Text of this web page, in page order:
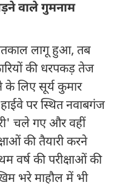
वाले गुमनाम
लागू हुआ, तब
की धरपकड़ तेज
के लिए सूर्य कुमार
पर स्थित नवाबगंज
चले गए और वहीं
की तैयारी करने
वर्ष की परीक्षाओं की
भरे माहौल में भी